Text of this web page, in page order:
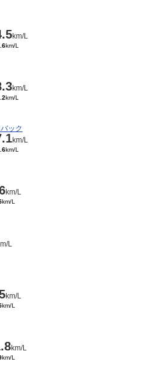
～
km/L
km/L
km/L
km/L
ック
km/L
km/L
km/L
km/L
L
km/L
km/L
km/L
km/L